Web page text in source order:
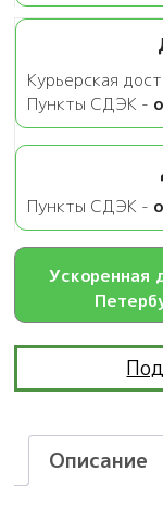
Курьерская
Пункты СДЭК -
Пункты СДЭК -
Ускоренная
Описание